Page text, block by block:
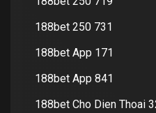
188bet 250 731
188bet App 171
188bet App 841
188bet Cho Dien Thoai